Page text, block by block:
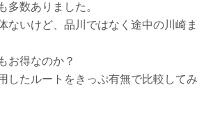
多数ありました。
ないけど、品川ではなく途中の川崎ま
お得なのか？
したルートをきっぷ有無で比較してみ